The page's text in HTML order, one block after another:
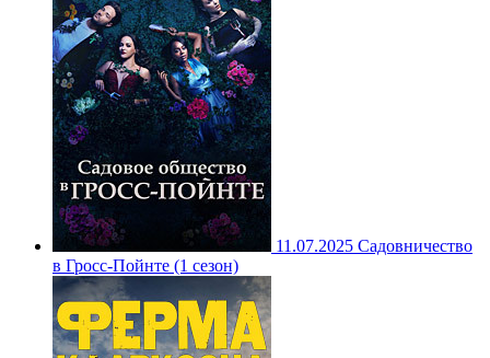
11.07.2025 Садовничество
в Гросс-Пойнте (1 сезон)